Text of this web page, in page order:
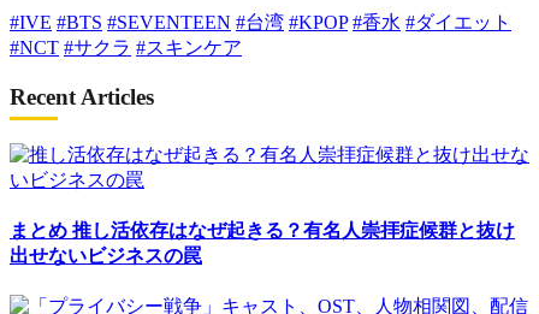
#IVE #BTS #SEVENTEEN #台湾 #KPOP #香水 #ダイエット
#NCT #サクラ #スキンケア
Recent Articles
まとめ 推し活依存はなぜ起きる？有名人崇拝症候群と抜け
出せないビジネスの罠